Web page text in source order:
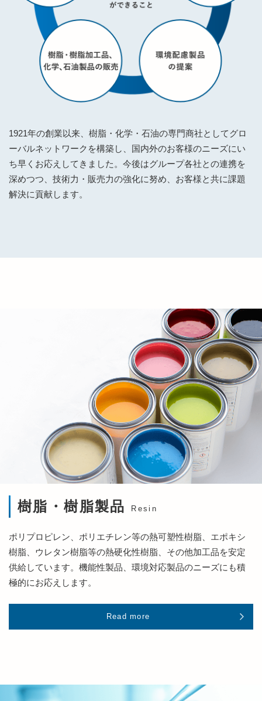
1921年の創業以来、樹脂・化学・石油の専門商社としてグロ
ーバルネットワークを構築し、国内外のお客様のニーズにい
ち早くお応えしてきました。今後はグループ各社との連携を
深めつつ、技術力・販売力の強化に努め、お客様と共に課題
解決に貢献します。
樹脂・樹脂製品 Resin
ポリプロピレン、ポリエチレン等の熱可塑性樹脂、エポキシ
樹脂、ウレタン樹脂等の熱硬化性樹脂、その他加工品を安定
供給しています。機能性製品、環境対応製品のニーズにも積
極的にお応えします。
Read more